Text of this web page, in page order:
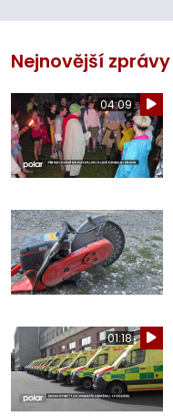
Nejnovější zprávy
04:09
01:18